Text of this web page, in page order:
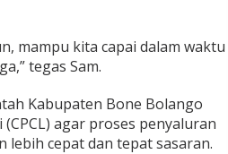
mampu kita capai dalam waktu
tegas Sam.
Kabupaten Bone Bolango
agar proses penyaluran
cepat dan tepat sasaran.